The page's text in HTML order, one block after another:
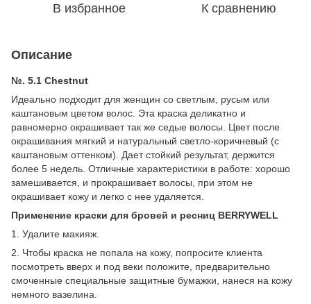
В избранное К сравнению
Описание
№. 5.1 Chestnut
Идеально подходит для женщин со светлым, русым или
каштановым цветом волос. Эта краска деликатно и
равномерно окрашивает так же седые волосы. Цвет после
окрашивания мягкий и натуральный светло-коричневый (с
каштановым оттенком). Дает стойкий результат, держится
более 5 недель. Отличные характеристики в работе: хорошо
замешивается, и прокрашивает волосы, при этом не
окрашивает кожу и легко с нее удаляется.
Применение краски для бровей и ресниц BERRYWELL
1. Удалите макияж.
2. Чтобы краска не попала на кожу, попросите клиента
посмотреть вверх и под веки положите, предварительно
смоченные специальные защитные бумажки, нанеся на кожу
немного вазелина.